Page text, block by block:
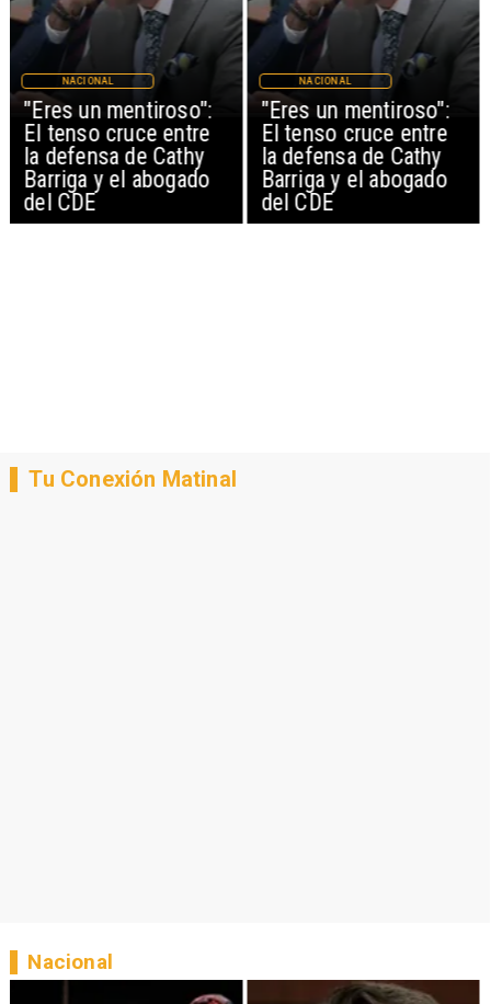
"Eres un mentiroso":
El tenso cruce entre
la defensa de Cathy
Barriga y el abogado
del CDE
NACIONAL
"Eres un mentiroso":
El tenso cruce entre
la defensa de Cathy
Barriga y el abogado
del CDE
NACIONAL
Tu Conexión Matinal
Nacional